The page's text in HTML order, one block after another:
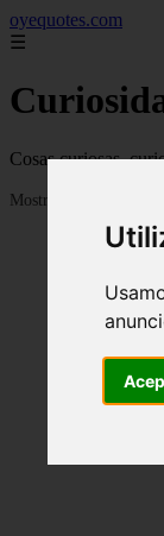
oyequotes.com
☰
Cosas curiosas,
Mostrando 1 - 24 de